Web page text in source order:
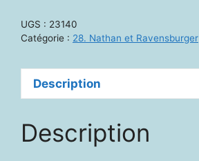
Papa
UGS : 23140
Catégorie : 28. Nathan et Ravensburger
Description
Description